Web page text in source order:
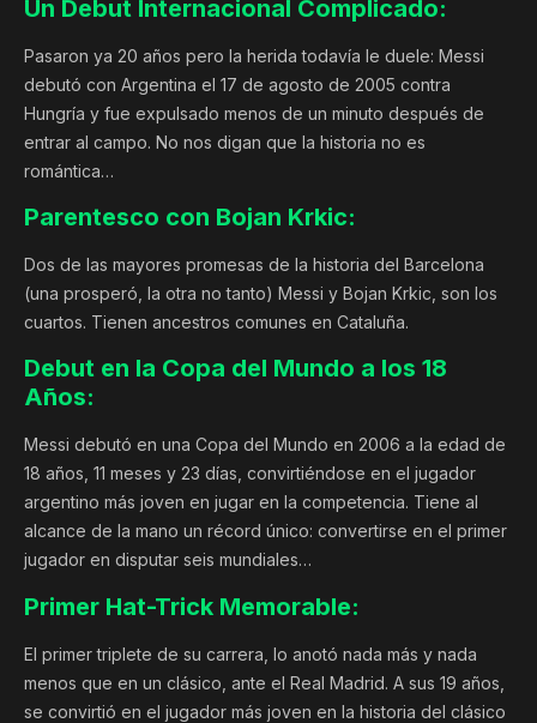
Un Debut Internacional Complicado:
Pasaron ya 20 años pero la herida todavía le duele: Messi
debutó con Argentina el 17 de agosto de 2005 contra
Hungría y fue expulsado menos de un minuto después de
entrar al campo. No nos digan que la historia no es
romántica…
Parentesco con Bojan Krkic:
Dos de las mayores promesas de la historia del Barcelona
(una prosperó, la otra no tanto) Messi y Bojan Krkic, son los
cuartos. Tienen ancestros comunes en Cataluña.
Debut en la Copa del Mundo a los 18
Años:
Messi debutó en una Copa del Mundo en 2006 a la edad de
18 años, 11 meses y 23 días, convirtiéndose en el jugador
argentino más joven en jugar en la competencia. Tiene al
alcance de la mano un récord único: convertirse en el primer
jugador en disputar seis mundiales…
Primer Hat-Trick Memorable:
El primer triplete de su carrera, lo anotó nada más y nada
menos que en un clásico, ante el Real Madrid. A sus 19 años,
se convirtió en el jugador más joven en la historia del clásico